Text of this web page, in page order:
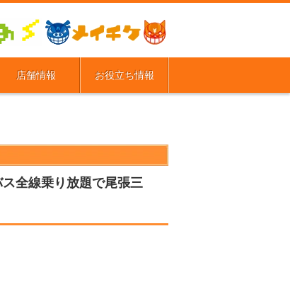
店舗情報 お役立ち情報
全線乗り放題で尾張三